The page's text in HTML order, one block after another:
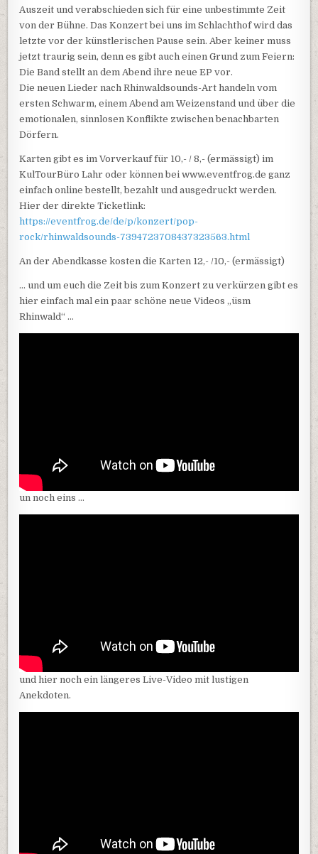
Auszeit und verabschieden sich für eine unbestimmte Zeit
von der Bühne. Das Konzert bei uns im Schlachthof wird das
letzte vor der künstlerischen Pause sein. Aber keiner muss
jetzt traurig sein, denn es gibt auch einen Grund zum Feiern:
Die Band stellt an dem Abend ihre neue EP vor.
Die neuen Lieder nach Rhinwaldsounds-Art handeln vom
ersten Schwarm, einem Abend am Weizenstand und über die
emotionalen, sinnlosen Konflikte zwischen benachbarten
Dörfern.
Karten gibt es im Vorverkauf für 10,- / 8,- (ermässigt) im
KulTourBüro Lahr oder können bei www.eventfrog.de ganz
einfach online bestellt, bezahlt und ausgedruckt werden.
Hier der direkte Ticketlink:
https://eventfrog.de/de/p/konzert/pop-
rock/rhinwaldsounds-7394723708437323563.html
An der Abendkasse kosten die Karten 12,- /10,- (ermässigt)
… und um euch die Zeit bis zum Konzert zu verkürzen gibt es
hier einfach mal ein paar schöne neue Videos „üsm
Rhinwald“ …
un noch eins …
und hier noch ein längeres Live-Video mit lustigen
Anekdoten.